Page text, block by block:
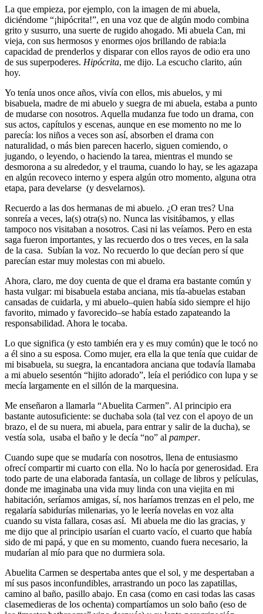
La que empieza, por ejemplo, con la imagen de mi abuela,
diciéndome “¡hipócrita!”, en una voz que de algún modo combina
grito y susurro, una suerte de rugido ahogado. Mi abuela Can, mi
vieja, con sus hermosos y enormes ojos brillando de rabia:la
capacidad de prenderlos y disparar con ellos rayos de odio era uno
de sus superpoderes. Hipócrita, me dijo. La escucho clarito, aún
hoy.
Yo tenía unos once años, vivía con ellos, mis abuelos, y mi
bisabuela, madre de mi abuelo y suegra de mi abuela, estaba a punto
de mudarse con nosotros. Aquella mudanza fue todo un drama, con
sus actos, capítulos y escenas, aunque en ese momento no me lo
parecía: los niños a veces son así, absorben el drama con
naturalidad, o más bien parecen hacerlo, siguen comiendo, o
jugando, o leyendo, o haciendo la tarea, mientras el mundo se
desmorona a su alrededor, y el trauma, cuando lo hay, se les agazapa
en algún recoveco interno y espera algún otro momento, alguna otra
etapa, para develarse (y desvelarnos).
Recuerdo a las dos hermanas de mi abuelo. ¿O eran tres? Una
sonreía a veces, la(s) otra(s) no. Nunca las visitábamos, y ellas
tampoco nos visitaban a nosotros. Casi ni las veíamos. Pero en esta
saga fueron importantes, y las recuerdo dos o tres veces, en la sala
de la casa. Subían la voz. No recuerdo lo que decían pero sí que
parecían estar muy molestas con mi abuelo.
Ahora, claro, me doy cuenta de que el drama era bastante común y
hasta vulgar: mi bisabuela estaba anciana, mis tía-abuelas estaban
cansadas de cuidarla, y mi abuelo–quien había sido siempre el hijo
favorito, mimado y favorecido–se había estado zapateando la
responsabilidad. Ahora le tocaba.
Lo que significa (y esto también era y es muy común) que le tocó no
a él sino a su esposa. Como mujer, era ella la que tenía que cuidar de
mi bisabuela, su suegra, la encantadora anciana que todavía llamaba
a mi abuelo sesentón “hijito adorado”, leía el periódico con lupa y se
mecía largamente en el sillón de la marquesina.
Me enseñaron a llamarla “Abuelita Carmen”. Al principio era
bastante autosuficiente: se duchaba sola (tal vez con el apoyo de un
brazo, el de su nuera, mi abuela, para entrar y salir de la ducha), se
vestía sola, usaba el baño y le decía “no” al pamper.
Cuando supe que se mudaría con nosotros, llena de entusiasmo
ofrecí compartir mi cuarto con ella. No lo hacía por generosidad. Era
todo parte de una elaborada fantasía, un collage de libros y películas,
donde me imaginaba una vida muy linda con una viejita en mi
habitación, seríamos amigas, sí, nos haríamos trenzas en el pelo, me
regalaría sabidurías milenarias, yo le leería novelas en voz alta
cuando su vista fallara, cosas así. Mi abuela me dio las gracias, y
me dijo que al principio usarían el cuarto vacío, el cuarto que había
sido de mi papá, y que en su momento, cuando fuera necesario, la
mudarían al mío para que no durmiera sola.
Abuelita Carmen se despertaba antes que el sol, y me despertaban a
mí sus pasos inconfundibles, arrastrando un poco las zapatillas,
camino al baño, pasillo abajo. En casa (como en casi todas las casas
clasemedieras de los ochenta) compartíamos un solo baño (eso de